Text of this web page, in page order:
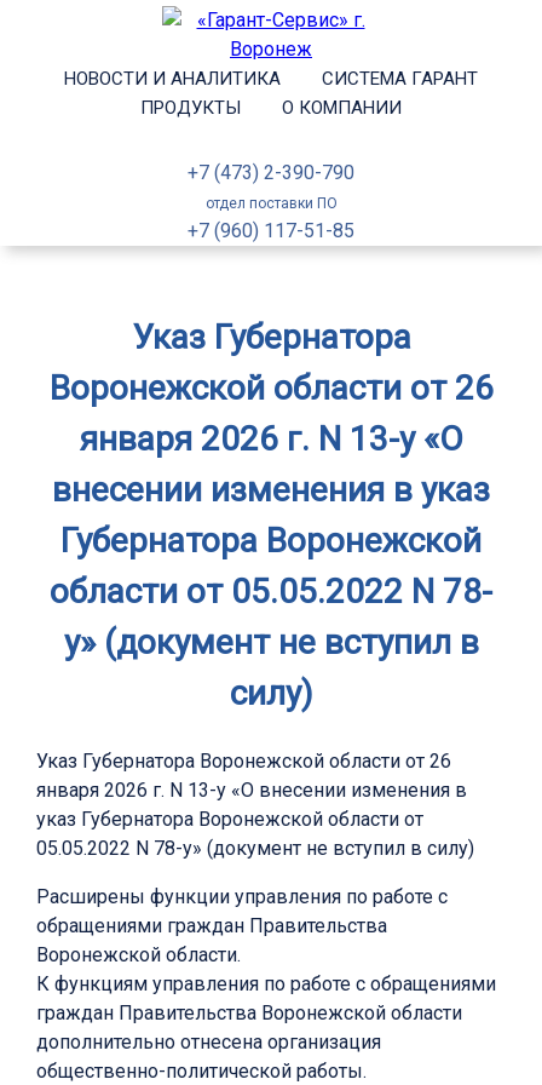
НОВОСТИ И АНАЛИТИКА
СИСТЕМА ГАРАНТ
ПРОДУКТЫ
О КОМПАНИИ
+7 (473) 2-390-790
отдел поставки ПО
+7 (960) 117-51-85
Указ Губернатора
Воронежской области от 26
января 2026 г. N 13-у «О
внесении изменения в указ
Губернатора Воронежской
области от 05.05.2022 N 78-
у» (документ не вступил в
силу)
Указ Губернатора Воронежской области от 26
января 2026 г. N 13-у «О внесении изменения в
указ Губернатора Воронежской области от
05.05.2022 N 78-у» (документ не вступил в силу)
Расширены функции управления по работе с
обращениями граждан Правительства
Воронежской области.
К функциям управления по работе с обращениями
граждан Правительства Воронежской области
дополнительно отнесена организация
общественно-политической работы.